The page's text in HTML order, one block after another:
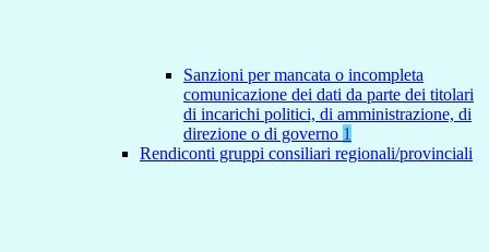
Sanzioni per mancata o incompleta
comunicazione dei dati da parte dei titolari
di incarichi politici, di amministrazione, di
direzione o di governo 1
Rendiconti gruppi consiliari regionali/provinciali